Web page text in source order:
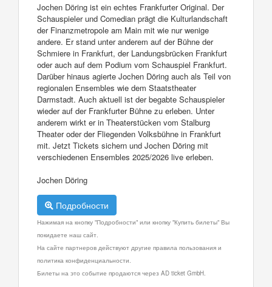
Jochen Döring ist ein echtes Frankfurter Original. Der
Schauspieler und Comedian prägt die Kulturlandschaft
der Finanzmetropole am Main mit wie nur wenige
andere. Er stand unter anderem auf der Bühne der
Schmiere in Frankfurt, der Landungsbrücken Frankfurt
oder auch auf dem Podium vom Schauspiel Frankfurt.
Darüber hinaus agierte Jochen Döring auch als Teil von
regionalen Ensembles wie dem Staatstheater
Darmstadt. Auch aktuell ist der begabte Schauspieler
wieder auf der Frankfurter Bühne zu erleben. Unter
anderem wirkt er in Theaterstücken vom Stalburg
Theater oder der Fliegenden Volksbühne in Frankfurt
mit. Jetzt Tickets sichern und Jochen Döring mit
verschiedenen Ensembles 2025/2026 live erleben.
Jochen Döring
Подробности
Нажимая на кнопку "Подробности" или кнопку "Купить билеты" Вы
покидаете наш сайт.
На сайте партнеров действуют другие правила пользования и
политика конфиденциальности.
Билеты на это событие продаются через AD ticket GmbH.